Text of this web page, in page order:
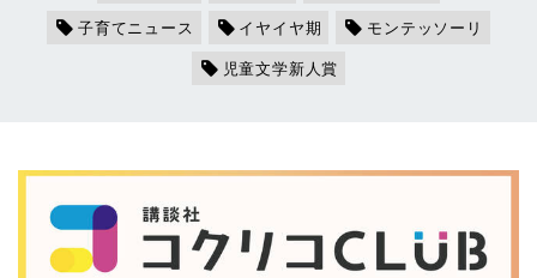
子育てニュース
イヤイヤ期
モンテッソーリ
児童文学新人賞